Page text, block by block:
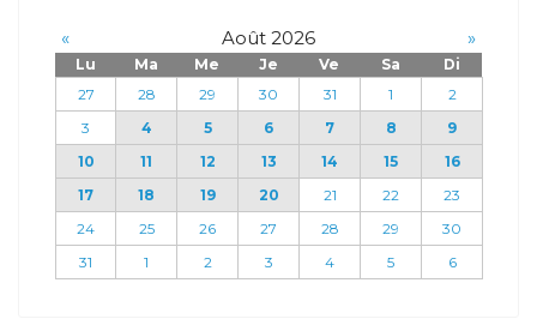
« Août 2026 »
Lu Ma Me Je Ve Sa
Di
27
28 29 30 31 1
2
3
4 5 6 7 8
9
10
11 12 13 14 15
16
17
18 19 20 21 22
23
24
25 26 27 28 29
30
31
1 2 3 4 5 6